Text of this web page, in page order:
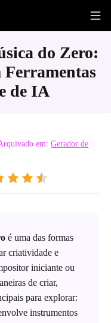
do Zero:
de IA
em:Gerador de
é uma das formas
criatividade e
iniciante ou
de criar,
para explorar:
instrumentos